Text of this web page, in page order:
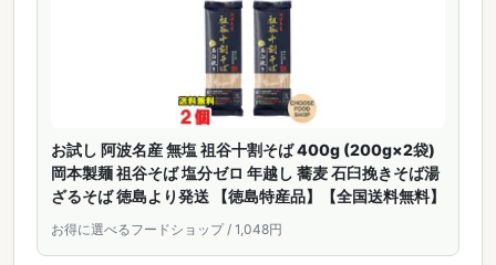
お試し 阿波名産 無塩 祖谷十割そば 400g (200g×2袋)
岡本製麺 祖谷そば 塩分ゼロ 年越し 蕎麦 石臼挽きそば湯
ざるそば 徳島より発送 【徳島特産品】【全国送料無料】
お得に選べるフードショップ / 1,048円